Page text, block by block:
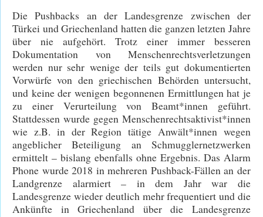
Die Pushbacks an der Landesgrenze zwischen der
Türkei und Griechenland hatten die ganzen letzten Jahre
über nie aufgehört. Trotz einer immer besseren
Dokumentation von Menschenrechtsverletzungen
werden nur sehr wenige der teils gut dokumentierten
Vorwürfe von den griechischen Behörden untersucht,
und keine der wenigen begonnenen Ermittlungen hat je
zu einer Verurteilung von Beamt*innen geführt.
Stattdessen wurde gegen Menschenrechtsaktivist*innen
wie z.B. in der Region tätige Anwält*innen wegen
angeblicher Beteiligung an Schmugglernetzwerken
ermittelt – bislang ebenfalls ohne Ergebnis. Das Alarm
Phone wurde 2018 in mehreren Pushback-Fällen an der
Landgrenze alarmiert – in dem Jahr war die
Landesgrenze wieder deutlich mehr frequentiert und die
Ankünfte in Griechenland über die Landesgrenze